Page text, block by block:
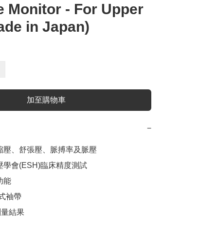
Monitor - For Upper
in Japan)
加至購物車
−